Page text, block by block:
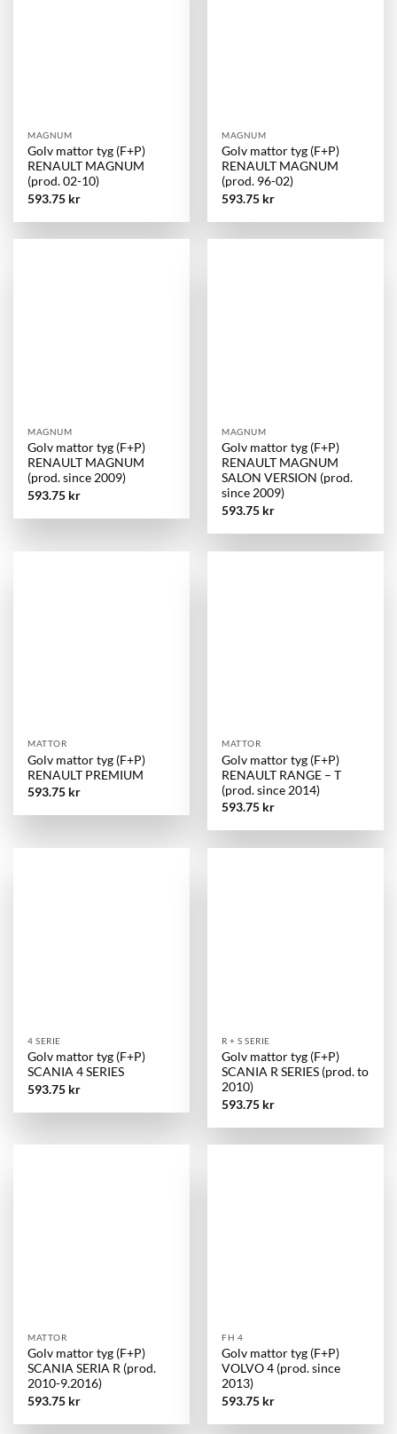
MAGNUM
Golv mattor tyg (F+P)
RENAULT MAGNUM
(prod. 02-10)
593.75 kr
MAGNUM
Golv mattor tyg (F+P)
RENAULT MAGNUM
(prod. 96-02)
593.75 kr
MAGNUM
Golv mattor tyg (F+P)
RENAULT MAGNUM
(prod. since 2009)
593.75 kr
MAGNUM
Golv mattor tyg (F+P)
RENAULT MAGNUM
SALON VERSION (prod.
since 2009)
593.75 kr
MATTOR
Golv mattor tyg (F+P)
RENAULT PREMIUM
593.75 kr
MATTOR
Golv mattor tyg (F+P)
RENAULT RANGE – T
(prod. since 2014)
593.75 kr
4 SERIE
Golv mattor tyg (F+P)
SCANIA 4 SERIES
593.75 kr
R + S SERIE
Golv mattor tyg (F+P)
SCANIA R SERIES (prod. to
2010)
593.75 kr
MATTOR
Golv mattor tyg (F+P)
SCANIA SERIA R (prod.
2010-9.2016)
593.75 kr
FH 4
Golv mattor tyg (F+P)
VOLVO 4 (prod. since
2013)
593.75 kr